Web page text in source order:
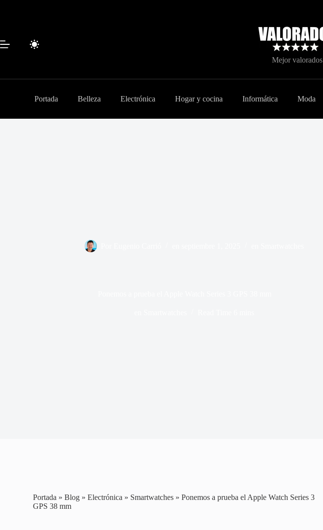
Mejor valorados
Portada Belleza Electrónica Hogar y cocina Informática Moda
Portada »Blog »Electrónica » Smartwatches »Ponemos a prueba el Apple Watch Series 3
GPS 38 mm